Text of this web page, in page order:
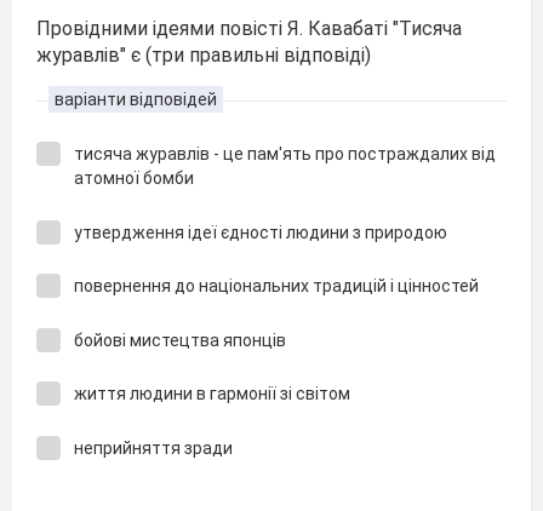
Провідними ідеями повісті Я. Кавабаті "Тисяча
журавлів" є (три правильні відповіді)
варіанти відповідей
тисяча журавлів - це пам'ять про постраждалих від
атомної бомби
утвердження ідеї єдності людини з природою
повернення до національних традицій і цінностей
бойові мистецтва японців
життя людини в гармонії зі світом
неприйняття зради